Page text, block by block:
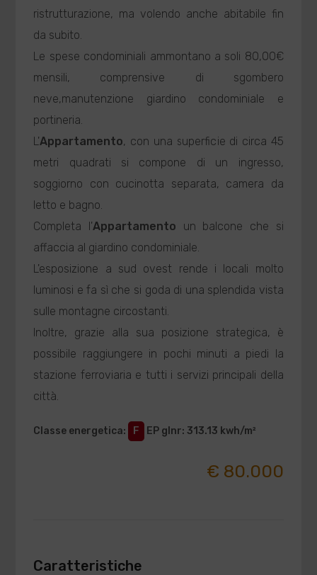
ristrutturazione, ma volendo anche abitabile fin
da subito.
Le spese condominiali ammontano a soli 80,00€
mensili, comprensive di sgombero
neve,manutenzione giardino condominiale e
portineria.
L'Appartamento, con una superficie di circa 45
metri quadrati si compone di un ingresso,
soggiorno con cucinotta separata, camera da
letto e bagno.
Completa l'Appartamento un balcone che si
affaccia al giardino condominiale.
L'esposizione a sud ovest rende i locali molto
luminosi e fa sì che si goda di una splendida vista
sulle montagne circostanti.
Inoltre, grazie alla sua posizione strategica, è
possibile raggiungere in pochi minuti a piedi la
stazione ferroviaria e tutti i servizi principali della
città.
Classe energetica: F EP glnr: 313.13 kwh/m²
€ 80.000
Caratteristiche